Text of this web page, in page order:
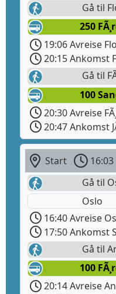
Gå til
250
19:06 Avreise
20:15 Ankomst
Gå til
100
20:30 Avreise
20:47 Ankomst
Start 16:03
Gå til
Oslo
16:40 Avreise
17:50 Ankomst
Gå til
100
20:14 Avreise